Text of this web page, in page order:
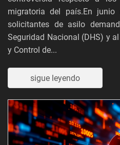
migratoria del país.En
solicitantes de asilo
Seguridad Nacional (DHS) y
y Control de...
sigue leyendo